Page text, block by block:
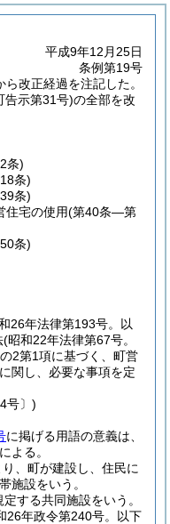
平成9年12月25日
条例第19号
ら改正経過を注記した。
示第31号)の全部を改
条)
条)
条)
住宅の使用(第40条―第
条)
26年法律第193号。以
(昭和22年法律第67号。
2第1項に基づく、町営
関し、必要な事項を定
号〕)
に掲げる用語の意義は、
よる。
、町が建設し、住民に
施設をいう。
する共同施設をいう。
26年政令第240号。以下